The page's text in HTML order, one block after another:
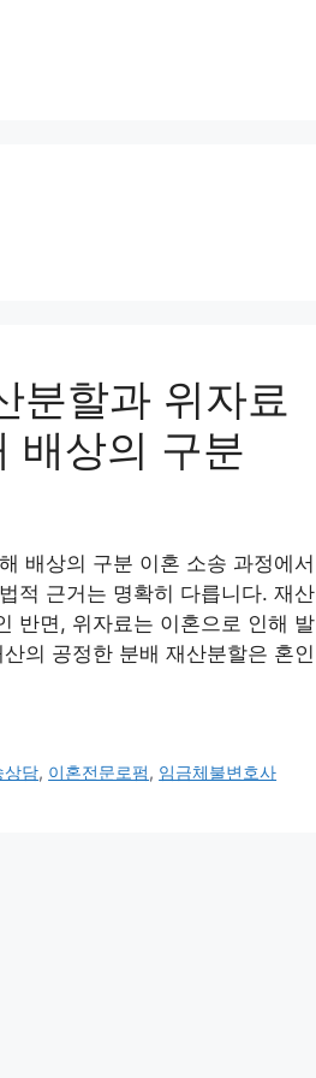
할과 위자료
배상의 구분
배상의 구분 이혼 소송 과정에서
적 근거는 명확히 다릅니다. 재산
반면, 위자료는 이혼으로 인해 발
의 공정한 분배 재산분할은 혼인
상담, 이혼전문로펌, 임금체불변호사